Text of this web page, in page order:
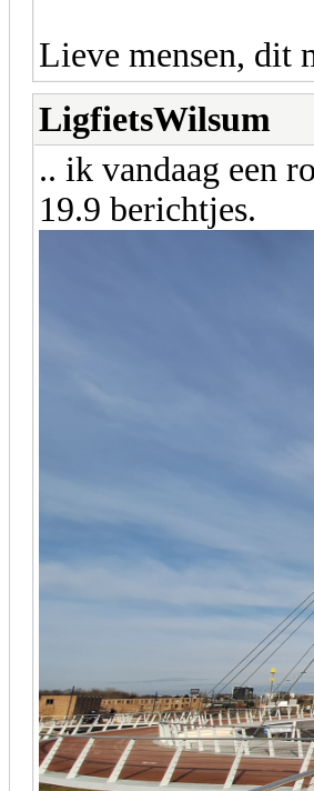
Lieve mensen, dit
LigfietsWilsum
.. ik vandaag een
19.9 berichtjes.